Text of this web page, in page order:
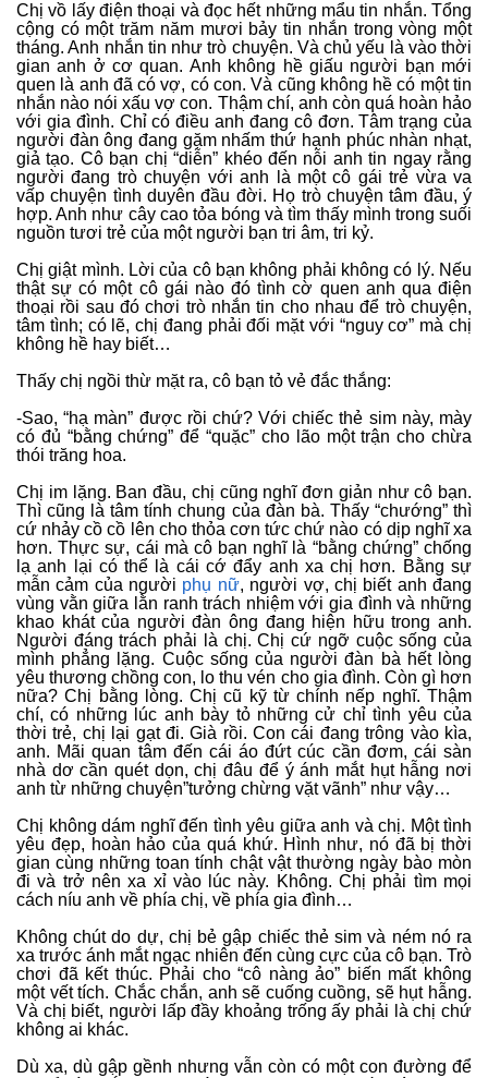
Chị vồ lấy điện thoại và đọc hết những mẩu tin nhắn. Tổng
cộng có một trăm năm mươi bảy tin nhắn trong vòng một
tháng. Anh nhắn tin như trò chuyện. Và chủ yếu là vào thời
gian anh ở cơ quan. Anh không hề giấu người bạn mới
quen là anh đã có vợ, có con. Và cũng không hề có một tin
nhắn nào nói xấu vợ con. Thậm chí, anh còn quá hoàn hảo
với gia đình. Chỉ có điều anh đang cô đơn. Tâm trạng của
người đàn ông đang gặm nhấm thứ hạnh phúc nhàn nhạt,
giả tạo. Cô bạn chị “diễn” khéo đến nỗi anh tin ngay rằng
người đang trò chuyện với anh là một cô gái trẻ vừa va
vấp chuyện tình duyên đầu đời. Họ trò chuyện tâm đầu, ý
hợp. Anh như cây cao tỏa bóng và tìm thấy mình trong suối
nguồn tươi trẻ của một người bạn tri âm, tri kỷ.
Chị giật mình. Lời của cô bạn không phải không có lý. Nếu
thật sự có một cô gái nào đó tình cờ quen anh qua điện
thoại rồi sau đó chơi trò nhắn tin cho nhau để trò chuyện,
tâm tình; có lẽ, chị đang phải đối mặt với “nguy cơ” mà chị
không hề hay biết…
Thấy chị ngồi thừ mặt ra, cô bạn tỏ vẻ đắc thắng:
-Sao, “hạ màn” được rồi chứ? Với chiếc thẻ sim này, mày
có đủ “bằng chứng” để “quặc” cho lão một trận cho chừa
thói trăng hoa.
Chị im lặng. Ban đầu, chị cũng nghĩ đơn giản như cô bạn.
Thì cũng là tâm tính chung của đàn bà. Thấy “chướng” thì
cứ nhảy cồ cồ lên cho thỏa cơn tức chứ nào có dịp nghĩ xa
hơn. Thực sự, cái mà cô bạn nghĩ là “bằng chứng” chống
lạ anh lại có thể là cái cớ đẩy anh xa chị hơn. Bằng sự
mẫn cảm của người phụ nữ, người vợ, chị biết anh đang
vùng vằn giữa lằn ranh trách nhiệm với gia đình và những
khao khát của người đàn ông đang hiện hữu trong anh.
Người đáng trách phải là chị. Chị cứ ngỡ cuộc sống của
mình phẳng lặng. Cuộc sống của người đàn bà hết lòng
yêu thương chồng con, lo thu vén cho gia đình. Còn gì hơn
nữa? Chị bằng lòng. Chị cũ kỹ từ chính nếp nghĩ. Thậm
chí, có những lúc anh bày tỏ những cử chỉ tình yêu của
thời trẻ, chị lại gạt đi. Già rồi. Con cái đang trông vào kìa,
anh. Mãi quan tâm đến cái áo đứt cúc cần đơm, cái sàn
nhà dơ cần quét dọn, chị đâu để ý ánh mắt hụt hẫng nơi
anh từ những chuyện”tưởng chừng vặt vãnh” như vậy…
Chị không dám nghĩ đến tình yêu giữa anh và chị. Một tình
yêu đẹp, hoàn hảo của quá khứ. Hình như, nó đã bị thời
gian cùng những toan tính chật vật thường ngày bào mòn
đi và trở nên xa xỉ vào lúc này. Không. Chị phải tìm mọi
cách níu anh về phía chị, về phía gia đình…
Không chút do dự, chị bẻ gập chiếc thẻ sim và ném nó ra
xa trước ánh mắt ngạc nhiên đến cùng cực của cô bạn. Trò
chơi đã kết thúc. Phải cho “cô nàng ảo” biến mất không
một vết tích. Chắc chắn, anh sẽ cuống cuồng, sẽ hụt hẫng.
Và chị biết, người lấp đầy khoảng trống ấy phải là chị chứ
không ai khác.
Dù xa, dù gập gềnh nhưng vẫn còn có một con đường để